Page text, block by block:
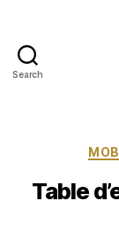
Search
Table